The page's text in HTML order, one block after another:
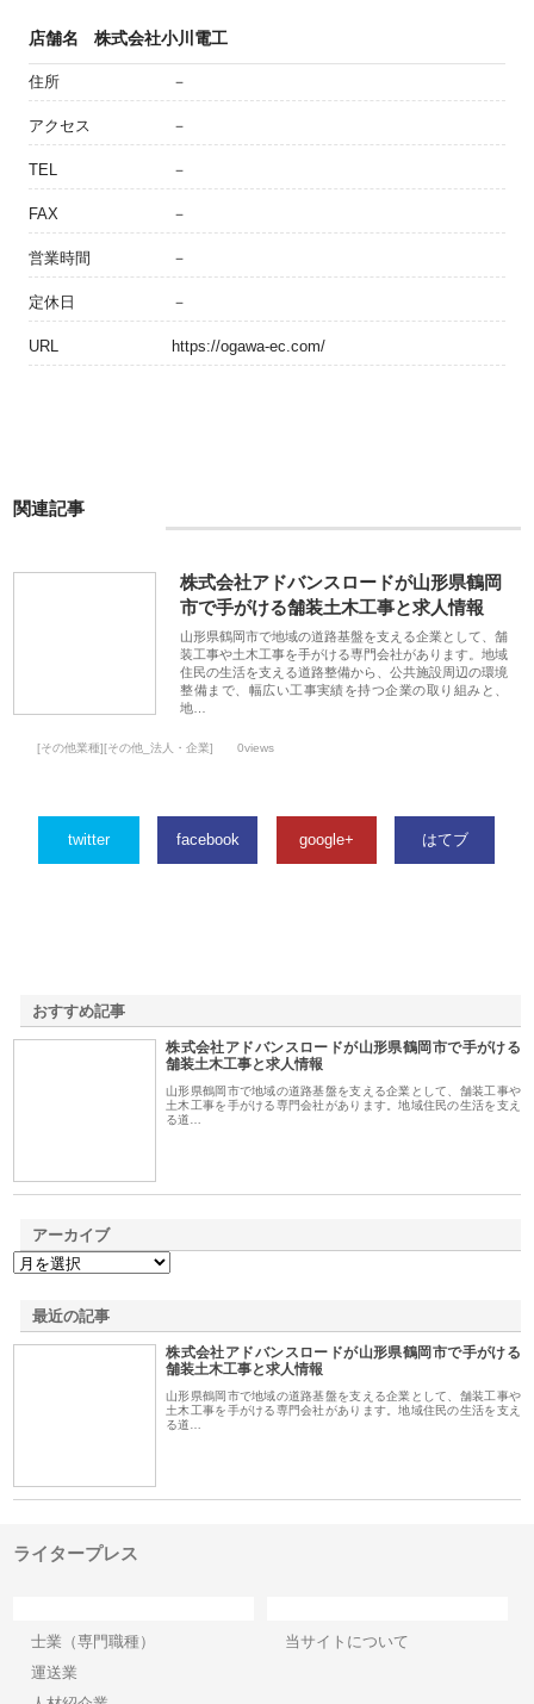
店舗名 株式会社小川電工
住所 －
アクセス －
TEL －
FAX －
営業時間 －
定休日 －
URL https://ogawa-ec.com/
関連記事
株式会社アドバンスロードが山形県鶴岡
市で手がける舗装土木工事と求人情報
山形県鶴岡市で地域の道路基盤を支える企業として、舗
装工事や土木工事を手がける専門会社があります。地域
住民の生活を支える道路整備から、公共施設周辺の環境
整備まで、幅広い工事実績を持つ企業の取り組みと、
地…
[その他業種][その他_法人・企業] 0views
twitter facebook google+ はてブ
おすすめ記事
株式会社アドバンスロードが山形県鶴岡市で手がける
舗装土木工事と求人情報
山形県鶴岡市で地域の道路基盤を支える企業として、舗装工事や
土木工事を手がける専門会社があります。地域住民の生活を支え
る道…
アーカイブ
最近の記事
株式会社アドバンスロードが山形県鶴岡市で手がける
舗装土木工事と求人情報
山形県鶴岡市で地域の道路基盤を支える企業として、舗装工事や
土木工事を手がける専門会社があります。地域住民の生活を支え
る道…
ライタープレス
士業（専門職種）
運送業
当サイトについて